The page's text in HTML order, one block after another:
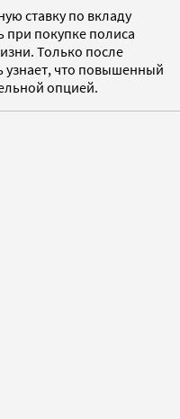
ставку по вкладу
покупке полиса
Только после
узнает, что повышенный
опцией.